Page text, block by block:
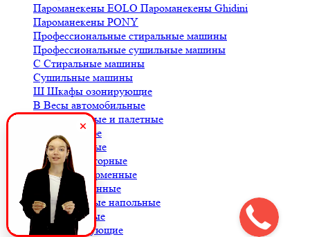
Пароманекены EOLO Пароманекены Ghidini
Пароманекены PONY
Профессиональные стиральные машины
Профессиональные сушильные машины
С Стиральные машины
Сушильные машины
Ш Шкафы озонирующие
В Весы автомобильные
Весы балочные и палетные
Весы для кофе
Весы крановые
Весы лабораторные
Весы платформенные
Весы порционные
Весы товарные напольные
Весы торговые
Комплектующие